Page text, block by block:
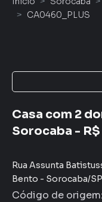
CA0460_PLUS
Casa com 2
Sorocaba -
Rua Assunta
Bento - Sorocaba/SP
Código de origem: